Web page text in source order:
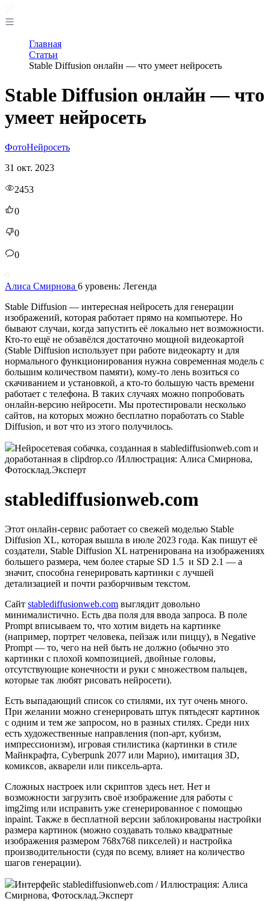
Главная
Статьи
Stable Diffusion онлайн — что умеет нейросеть
Stable Diffusion онлайн — что
умеет нейросеть
ФотоНейросеть
31 окт. 2023
2453
0
0
0
Алиса Смирнова 6 уровень: Легенда
Stable Diffusion — интересная нейросеть для генерации
изображений, которая работает прямо на компьютере. Но
бывают случаи, когда запустить её локально нет возможности.
Кто-то ещё не обзавёлся достаточно мощной видеокартой
(Stable Diffusion использует при работе видеокарту и для
нормального функционирования нужна современная модель с
большим количеством памяти), кому-то лень возиться со
скачиванием и установкой, а кто-то большую часть времени
работает с телефона. В таких случаях можно попробовать
онлайн-версию нейросети. Мы протестировали несколько
сайтов, на которых можно бесплатно поработать со Stable
Diffusion, и вот что из этого получилось.
Нейросетевая собачка, созданная в stablediffusionweb.com и
доработанная в clipdrop.co /Иллюстрация: Алиса Смирнова,
Фотосклад.Эксперт
stablediffusionweb.com
Этот онлайн-сервис работает со свежей моделью Stable
Diffusion XL, которая вышла в июле 2023 года. Как пишут её
создатели, Stable Diffusion XL натренирована на изображениях
большего размера, чем более старые SD 1.5 и SD 2.1 — а
значит, способна генерировать картинки с лучшей
детализацией и почти разборчивым текстом.
Сайт stablediffusionweb.com выглядит довольно
минималистично. Есть два поля для ввода запроса. В поле
Prompt вписываем то, что хотим видеть на картинке
(например, портрет человека, пейзаж или пиццу), в Negative
Prompt — то, чего на ней быть не должно (обычно это
картинки с плохой композицией, двойные головы,
отсутствующие конечности и руки с множеством пальцев,
которые так любят рисовать нейросети).
Есть выпадающий список со стилями, их тут очень много.
При желании можно сгенерировать штук пятьдесят картинок
с одним и тем же запросом, но в разных стилях. Среди них
есть художественные направления (поп-арт, кубизм,
импрессионизм), игровая стилистика (картинки в стиле
Майнкрафта, Cyberpunk 2077 или Марио), имитация 3D,
комиксов, акварели или пиксель-арта.
Сложных настроек или скриптов здесь нет. Нет и
возможности загрузить своё изображение для работы с
img2img или исправить уже сгенерированное с помощью
inpaint. Также в бесплатной версии заблокированы настройки
размера картинок (можно создавать только квадратные
изображения размером 768х768 пикселей) и настройка
производительности (судя по всему, влияет на количество
шагов генерации).
Интерфейс stablediffusionweb.com / Иллюстрация: Алиса
Смирнова, Фотосклад.Эксперт